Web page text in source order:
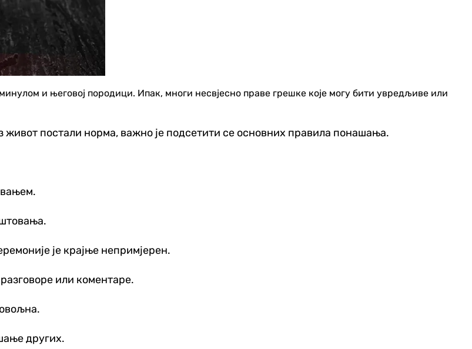
и његовој породици. Ипак, многи несвјесно праве грешке које могу бити увредљиве или
постали норма, важно је подсетити се основних правила понашања.
је крајње непримјерен.
или коментаре.
других.